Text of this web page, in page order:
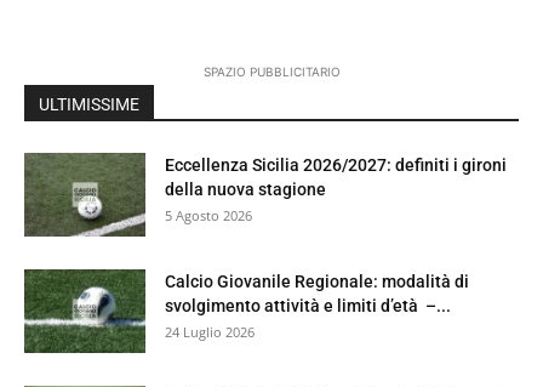
SPAZIO PUBBLICITARIO
ULTIMISSIME
Eccellenza Sicilia 2026/2027: definiti i gironi
della nuova stagione
5 Agosto 2026
Calcio Giovanile Regionale: modalità di
svolgimento attività e limiti d’età –...
24 Luglio 2026